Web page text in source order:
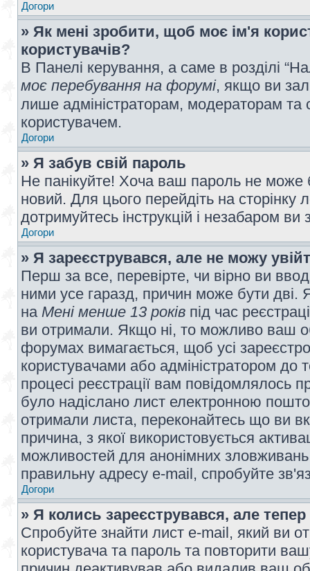
Догори
» Як мені зробити, щоб моє ім'я
користувачів?
В Панелі керування, а саме в розділі
моє перебування на форумі, якщо ви
лише адміністраторам, модераторам
користувачем.
Догори
» Я забув свій пароль
Не панікуйте! Хоча ваш пароль не може
новий. Для цього перейдіть на сторінку
дотримуйтесь інструкцій і незабаром
Догори
» Я зареєструвався, але не можу
Перш за все, перевірте, чи вірно ви
ними усе гаразд, причин може бути дві.
на Мені менше 13 років під час
ви отримали. Якщо ні, то можливо ваш
форумах вимагається, щоб усі
користувачами або адміністратором до
процесі реєстрації вам повідомлялось
було надіслано лист електронною
отримали листа, переконайтесь що ви
причина, з якої використовується
можливостей для анонімних
правильну адресу e-mail, спробуйте
Догори
» Я колись зареєструвався, але
Спробуйте знайти лист e-mail, який ви
користувача та пароль та повторити